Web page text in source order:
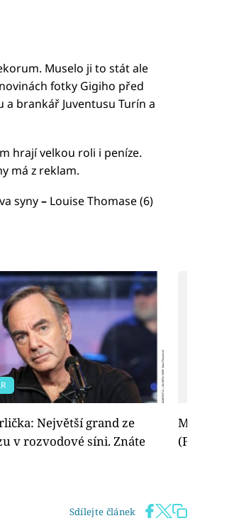
Muselo ji to stát ale
fotky Gigiho před
brankář Juventusu Turín a
hrají velkou roli i peníze.
má z reklam.
syny–Louise Thomase (6)
Největší grand ze
v rozvodové síni. Znáte
Mejdan k
Sdílejte článek